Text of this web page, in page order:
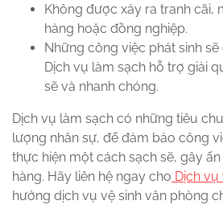
Không được xảy ra tranh cãi,
hàng hoặc đồng nghiệp.
Những công việc phát sinh
Dịch vụ làm sạch hỗ trợ giải
sẽ và nhanh chóng.
Dịch vụ làm sạch có những tiêu
lượng nhân sự, để đảm bảo công
thực hiện một cách sạch sẽ, gây
hàng. Hãy liên hệ ngay cho Dịch vụ
hưởng dịch vụ vệ sinh văn phòng